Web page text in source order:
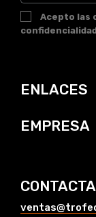
Acepto las
ENLACES
EMPRESA